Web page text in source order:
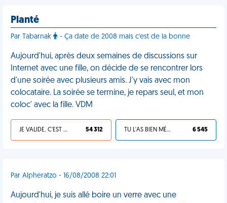
Planté
Par Tabarnak - Ça date de 2008 mais c'est de la bonne
Aujourd'hui, après deux semaines de discussions sur
Internet avec une fille, on décide de se rencontrer lors
d'une soirée avec plusieurs amis. J'y vais avec mon
colocataire. La soirée se termine, je repars seul, et mon
coloc' avec la fille. VDM
JE VALIDE, C'EST UNE VDM 54 312 TU L'AS BIEN MÉRITÉ 6 545
Par Alpheratzo - 16/08/2008 22:01
Aujourd'hui, je suis allé boire un verre avec une